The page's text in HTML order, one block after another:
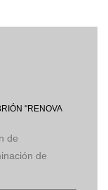
"RENOVA
de
de